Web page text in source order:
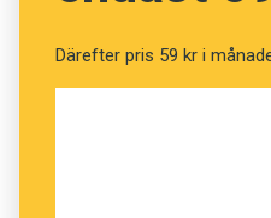
Ett av de tänkta
Därefter pris 59 kr i